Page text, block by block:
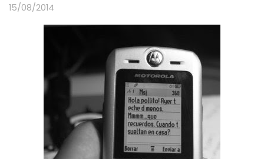
15/08/2014